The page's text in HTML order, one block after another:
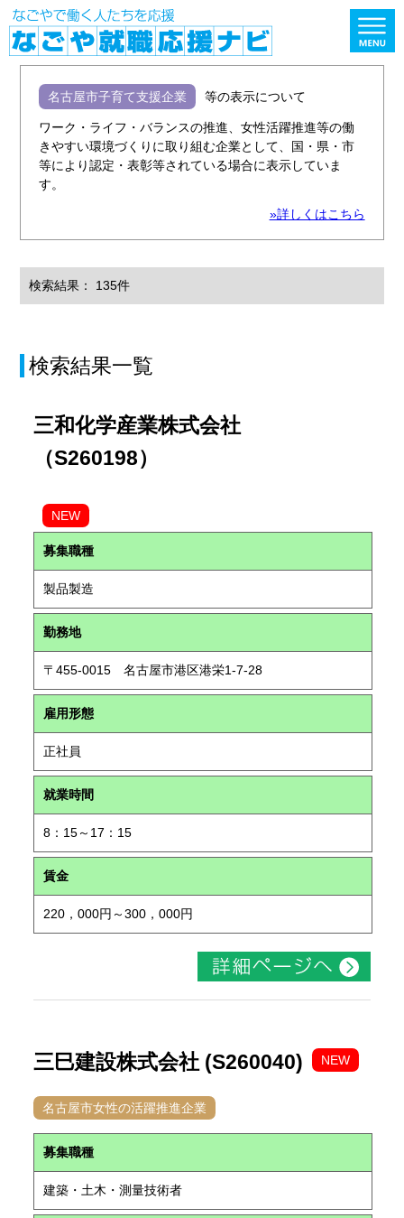
名古屋市子育て支援企業 等の表示について
ワーク・ライフ・バランスの推進、女性活躍推進等の働
きやすい環境づくりに取り組む企業として、国・県・市
等により認定・表彰等されている場合に表示していま
す。
»詳しくはこちら
検索結果： 135件
検索結果一覧
三和化学産業株式会社
（S260198）
NEW
募集職種
製品製造
勤務地
〒455-0015 名古屋市港区港栄1-7-28
雇用形態
正社員
就業時間
8：15～17：15
賃金
220，000円～300，000円
三巳建設株式会社 (S260040) NEW
名古屋市女性の活躍推進企業
募集職種
建築・土木・測量技術者